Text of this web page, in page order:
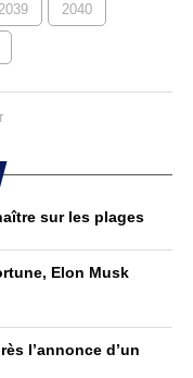
2040
sur les plages
Elon Musk
l’annonce d’un